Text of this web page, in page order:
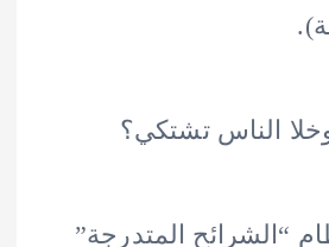
تشتكي؟
المتدرجة”